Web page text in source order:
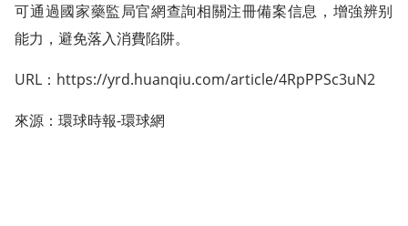
可通過國家藥監局官網查詢相關注冊備案信息，增強辨别
能力，避免落入消費陷阱。
URL：https://yrd.huanqiu.com/article/4RpPPSc3uN2
來源：環球時報-環球網